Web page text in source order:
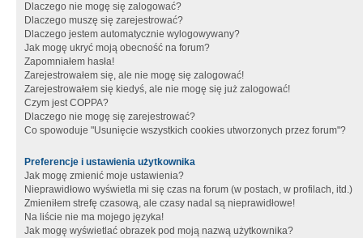
Dlaczego nie mogę się zalogować?
Dlaczego muszę się zarejestrować?
Dlaczego jestem automatycznie wylogowywany?
Jak mogę ukryć moją obecność na forum?
Zapomniałem hasła!
Zarejestrowałem się, ale nie mogę się zalogować!
Zarejestrowałem się kiedyś, ale nie mogę się już zalogować!
Czym jest COPPA?
Dlaczego nie mogę się zarejestrować?
Co spowoduje "Usunięcie wszystkich cookies utworzonych przez forum"?
Preferencje i ustawienia użytkownika
Jak mogę zmienić moje ustawienia?
Nieprawidłowo wyświetla mi się czas na forum (w postach, w profilach, itd.)
Zmieniłem strefę czasową, ale czasy nadal są nieprawidłowe!
Na liście nie ma mojego języka!
Jak mogę wyświetlać obrazek pod moją nazwą użytkownika?